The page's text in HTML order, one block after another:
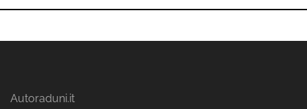
Autoraduni.it